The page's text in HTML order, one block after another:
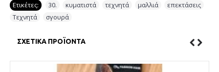
Ετικέτες: 30. κυματιστά τεχνητά μαλλιά επεκτάσεις
Τεχνητά
σγουρά
ΣΧΕΤΙΚΆ ΠΡΟΪΌΝΤΑ